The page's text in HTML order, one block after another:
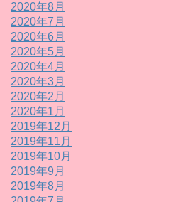
2020年8月
2020年7月
2020年6月
2020年5月
2020年4月
2020年3月
2020年2月
2020年1月
2019年12月
2019年11月
2019年10月
2019年9月
2019年8月